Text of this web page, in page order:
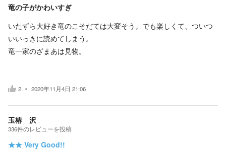
竜の子がかわいすぎ
いたずら大好き竜のこそだては大変そう。でも楽しくて、ついつ
いいっきに読めてしまう。
竜一家のざまあは見物。
2 2020年11月4日 21:06
玉椿 沢
336件のレビューを投稿
★★ Very Good!!